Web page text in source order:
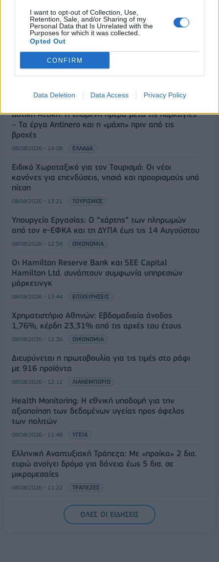
I want to opt-out of Collection, Use,
Retention, Sale, and/or Sharing of my
Personal Data that Is Unrelated with the
Purposes for which it was collected.
Opted Out
CONFIRM
Data Deletion Data Access Privacy Policy
ΡΟΗ ΕΙΔΗΣΕΩΝ
Κορυφώνεται η έξοδος του Αυγούστου – Πάνω από
56.000 επιβάτες αναχωρούν σήμερα από τα
08/08/2026 - 14:30 ΕΛΛΑΔΑ
Δυτική Αττική: Η επόμενη ημέρα μετά τις πυρκαγιές
– Τα έργα Antinero και η «μάχη» πριν από τις
βροχές
08/08/2026 - 14:08 ΕΛΛΑΔΑ
Ειδικό Χωροταξικό για τον Τουρισμό: Οι νέοι
κανόνες για επενδύσεις, νησιά και προορισμούς υπό
πίεση
08/08/2026 - 13:21 ΤΟΥΡΙΣΜΟΣ
Υπουργείο Εργασίας: Ο “χάρτης” των πληρωμών
από τον e-ΕΦΚΑ και τη ΔΥΠΑ έως τις 14 Αυγούστου
08/08/2026 - 12:58 ΟΙΚΟΝΟΜΙΑ
Οι Hamilton Reserve Bank και SEE Capital
Hamilton Ltd. συνάπτουν συμφωνία υπηρεσιών
μάρκετινγκ
08/08/2026 - 13:44 ΕΠΙΧΕΙΡΗΣΕΙΣ
Χρηματιστήριο Αθηνών: Εβδομαδιαία άνοδος
1,76%, κέρδη 23,31% από τις αρχές του έτους
08/08/2026 - 12:36 ΟΙΚΟΝΟΜΙΑ
Διευρύνεται η πρωτοβουλία για τις τιμές στο ράφι
με 916 προϊόντα
08/08/2026 - 12:12 ΛΙΑΝΕΜΠΟΡΙΟ
Health Monitoring: Η εθνική υποδομή για την
αξιοποίηση των δεδομένων υγείας προς όφελος
των πολιτών
08/08/2026 - 11:48 ΥΓΕΙΑ
Ελληνική Αναπτυξιακή Τράπεζα: Με «προίκα» 2 δισ.
ευρώ ανοίγει δρόμο για δάνεια έως 5 δισ. σε
μικρομεσαίες
08/08/2026 - 11:22 ΤΡΑΠΕΖΕΣ
5G παντού, 6G στον ορίζοντα: Πού βρίσκεται η
Ελλάδα στη μεγάλη τεχνολογική μετάβαση
ΟΛΕΣ ΟΙ ΕΙΔΗΣΕΙΣ